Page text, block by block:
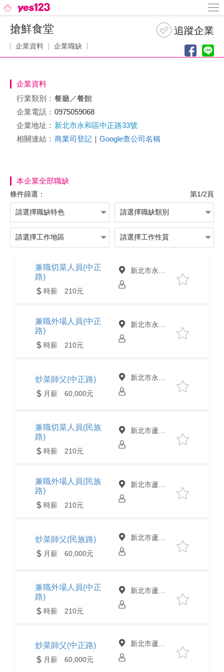
搶鮮食堂
企業資料 企業職缺
企業資料
行業類別： 餐廳／餐館
企業電話： 0975059068
企業地址： 新北市永和區中正路33號
相關連結： 商業司登記 ｜ Google查公司名稱
本企業全部職缺
條件篩選： 第1/2頁
兼職切菜人員(中正
路)
時薪 210元
新北市永和區
兼職外場人員(中正
路)
時薪 210元
新北市永和區
炒菜師父(中正路)
月薪 60,000元
新北市永和區
兼職切菜人員(民族
路)
時薪 210元
新北市蘆洲區
兼職外場人員(民族
路)
時薪 210元
新北市蘆洲區
炒菜師父(民族路)
月薪 60,000元
新北市蘆洲區
兼職外場人員(中正
路)
時薪 210元
新北市蘆洲區
炒菜師父(中正路)
月薪 60,000元
新北市蘆洲區